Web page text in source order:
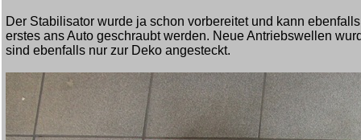
Der Stabilisator wurde ja schon vorbereitet und kann
erstes ans Auto geschraubt werden. Neue Antriebswellen
sind ebenfalls nur zur Deko angesteckt.